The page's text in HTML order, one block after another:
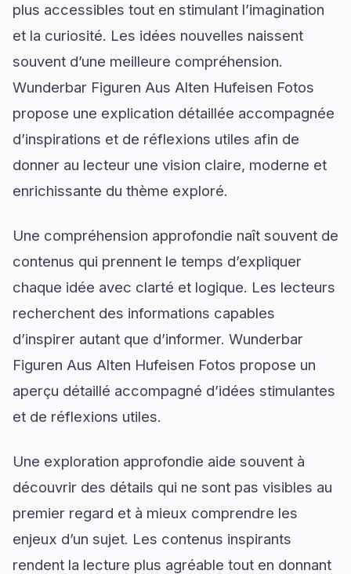
plus accessibles tout en stimulant l’imagination
et la curiosité. Les idées nouvelles naissent
souvent d’une meilleure compréhension.
Wunderbar Figuren Aus Alten Hufeisen Fotos
propose une explication détaillée accompagnée
d’inspirations et de réflexions utiles afin de
donner au lecteur une vision claire, moderne et
enrichissante du thème exploré.
Une compréhension approfondie naît souvent de
contenus qui prennent le temps d’expliquer
chaque idée avec clarté et logique. Les lecteurs
recherchent des informations capables
d’inspirer autant que d’informer. Wunderbar
Figuren Aus Alten Hufeisen Fotos propose un
aperçu détaillé accompagné d’idées stimulantes
et de réflexions utiles.
Une exploration approfondie aide souvent à
découvrir des détails qui ne sont pas visibles au
premier regard et à mieux comprendre les
enjeux d’un sujet. Les contenus inspirants
rendent la lecture plus agréable tout en donnant